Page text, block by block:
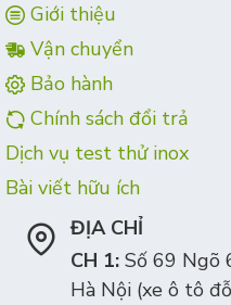
Giới thiệu
Vận chuyển
Bảo hành
Chính sách đổi trả
Dịch vụ test thử inox
Bài viết hữu ích
ĐỊA CHỈ
CH 1: Số 69 Ngõ
Hà Nội (xe ô tô